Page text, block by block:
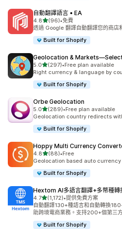
自動翻譯語言 • EA
4.8滿分 5 顆星
(96)
共有 96 則評價
•免費
透過 Google 翻譯自動翻譯您的商店
Built for Shopify
Geolocation &
5.0滿分 5 顆星
(297)
共有 297 則評價
•Free plan available
Right currency & language by
Built for Shopify
Orbe Geolocation
5.0滿分 5 顆星
(289)
共有 289 則評價
•Free plan available
Geolocation country redirects
Built for Shopify
Hoppy Multi Currency
4.8滿分 5 顆星
(88)
共有 88 則評價
•Free
Geolocation based auto
Built for Shopify
Hextom AI多語言翻譯+多幣種轉
4.7滿分 5 顆星
(1,172)
共有 1172 則評價
•提供免費方案
自動翻譯130+種語言和自動轉換
助跨境電商業務。支持200+個第三
Built for Shopify